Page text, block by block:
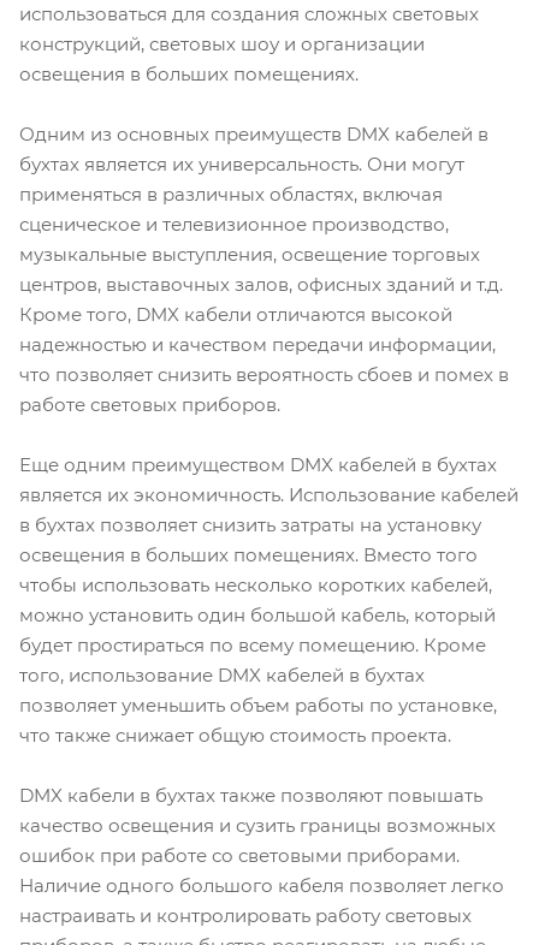
использоваться для создания сложных световых
конструкций, световых шоу и организации
освещения в больших помещениях.
Одним из основных преимуществ DMX кабелей в
бухтах является их универсальность. Они могут
применяться в различных областях, включая
сценическое и телевизионное производство,
музыкальные выступления, освещение торговых
центров, выставочных залов, офисных зданий и т.д.
Кроме того, DMX кабели отличаются высокой
надежностью и качеством передачи информации,
что позволяет снизить вероятность сбоев и помех в
работе световых приборов.
Еще одним преимуществом DMX кабелей в бухтах
является их экономичность. Использование кабелей
в бухтах позволяет снизить затраты на установку
освещения в больших помещениях. Вместо того
чтобы использовать несколько коротких кабелей,
можно установить один большой кабель, который
будет простираться по всему помещению. Кроме
того, использование DMX кабелей в бухтах
позволяет уменьшить объем работы по установке,
что также снижает общую стоимость проекта.
DMX кабели в бухтах также позволяют повышать
качество освещения и сузить границы возможных
ошибок при работе со световыми приборами.
Наличие одного большого кабеля позволяет легко
настраивать и контролировать работу световых